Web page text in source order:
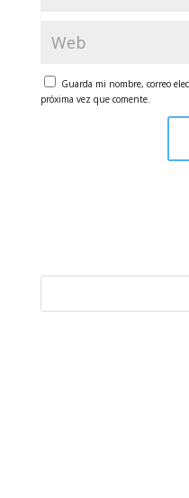
Guarda mi nombre, correo
próxima vez que comente.